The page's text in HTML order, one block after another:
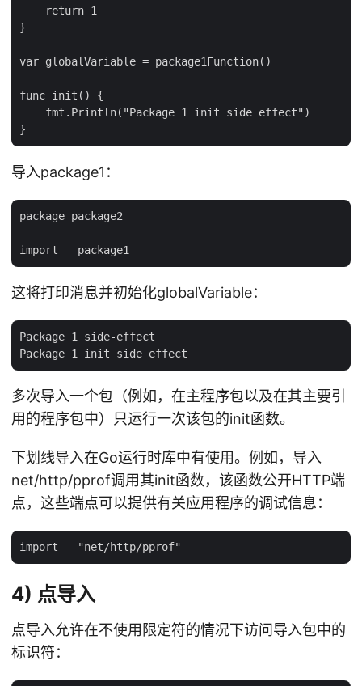
    return 1
}
var globalVariable = package1Function()
func init() {
    fmt.Println("Package 1 init side effect")
导入package1：
package package2
这将打印消息并初始化globalVariable：
Package 1 side-effect
多次导入一个包（例如，在主程序包以及在其主要引
用的程序包中）只运行一次该包的init函数。
下划线导入在Go运行时库中有使用。例如，导入
net/http/pprof调用其init函数，该函数公开HTTP端
点，这些端点可以提供有关应用程序的调试信息：
4) 点导入
点导入允许在不使用限定符的情况下访问导入包中的
标识符：